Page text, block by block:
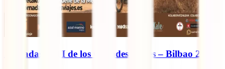
Jornadas IATI de los Grandes Viajes – Bilbao 2019